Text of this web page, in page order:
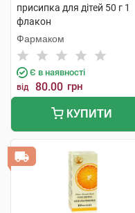
присипка для дітей 50 г 1
флакон
Фармаком
Є в наявності
від 80.00 грн
КУПИТИ